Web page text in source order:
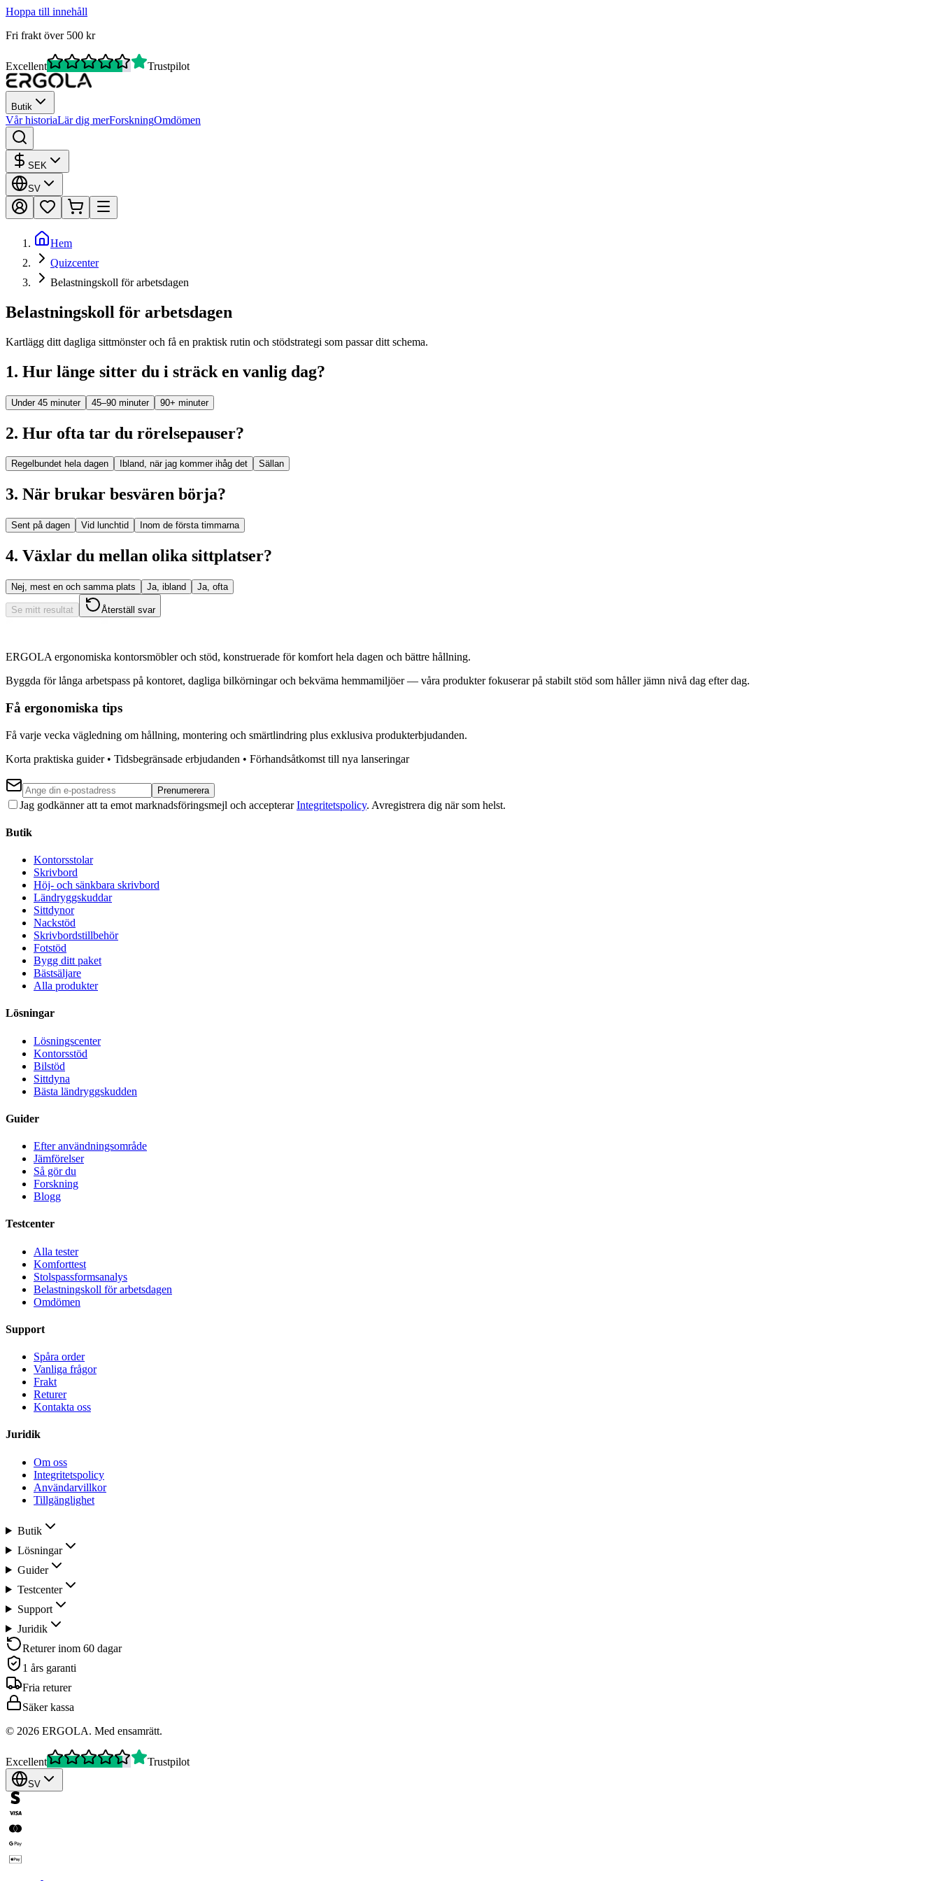
Hoppa till innehåll
Fri frakt över 500 kr
Excellent Trustpilot
Butik
Vår historiaLär dig merForskningOmdömen
SEK
SV
Hem
Quizcenter
Belastningskoll för arbetsdagen
Belastningskoll för arbetsdagen
Kartlägg ditt dagliga sittmönster och få en praktisk rutin och stödstrategi som passar ditt schema.
1. Hur länge sitter du i sträck en vanlig dag?
Under 45 minuter 45–90 minuter 90+ minuter
2. Hur ofta tar du rörelsepauser?
Regelbundet hela dagen Ibland, när jag kommer ihåg det Sällan
3. När brukar besvären börja?
Sent på dagen Vid lunchtid Inom de första timmarna
4. Växlar du mellan olika sittplatser?
Nej, mest en och samma plats Ja, ibland Ja, ofta
Se mitt resultat Återställ svar
ERGOLA ergonomiska kontorsmöbler och stöd, konstruerade för komfort hela dagen och bättre hållning.
Byggda för långa arbetspass på kontoret, dagliga bilkörningar och bekväma hemmamiljöer — våra produkter fokuserar på stabilt stöd som håller jämn nivå dag efter dag.
Få ergonomiska tips
Få varje vecka vägledning om hållning, montering och smärtlindring plus exklusiva produkterbjudanden.
Korta praktiska guider • Tidsbegränsade erbjudanden • Förhandsåtkomst till nya lanseringar
Prenumerera
Jag godkänner att ta emot marknadsföringsmejl och accepterarIntegritetspolicy. Avregistrera dig när som helst.
Butik
Kontorsstolar
Skrivbord
Höj- och sänkbara skrivbord
Ländryggskuddar
Sittdynor
Nackstöd
Skrivbordstillbehör
Fotstöd
Bygg ditt paket
Bästsäljare
Alla produkter
Lösningar
Lösningscenter
Kontorsstöd
Bilstöd
Sittdyna
Bästa ländryggskudden
Guider
Efter användningsområde
Jämförelser
Så gör du
Forskning
Blogg
Testcenter
Alla tester
Komforttest
Stolspassformsanalys
Belastningskoll för arbetsdagen
Omdömen
Support
Spåra order
Vanliga frågor
Frakt
Returer
Kontakta oss
Juridik
Om oss
Integritetspolicy
Användarvillkor
Tillgänglighet
Butik
Lösningar
Guider
Testcenter
Support
Juridik
Returer inom 60 dagar
1 års garanti
Fria returer
Säker kassa
© 2026 ERGOLA. Med ensamrätt.
Excellent Trustpilot
SV